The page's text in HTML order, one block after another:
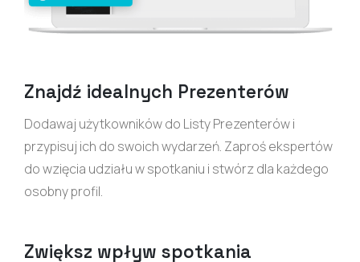
Znajdź idealnych Prezenterów
Dodawaj użytkowników do Listy Prezenterów i
przypisuj ich do swoich wydarzeń. Zaproś ekspertów
do wzięcia udziału w spotkaniu i stwórz dla każdego
osobny profil.
Zwiększ wpływ spotkania